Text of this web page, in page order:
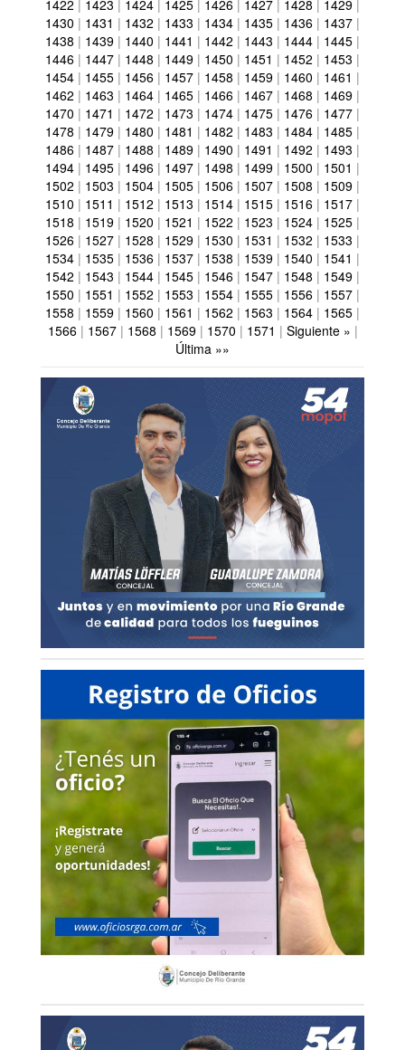
1422 1423 1424 1425 1426 1427 1428 1429
1430 | 1431 | 1432 | 1433 | 1434 | 1435 | 1436 | 1437 |
1438 | 1439 | 1440 | 1441 | 1442 | 1443 | 1444 | 1445 |
1446 | 1447 | 1448 | 1449 | 1450 | 1451 | 1452 | 1453 |
1454 | 1455 | 1456 | 1457 | 1458 | 1459 | 1460 | 1461 |
1462 | 1463 | 1464 | 1465 | 1466 | 1467 | 1468 | 1469 |
1470 | 1471 | 1472 | 1473 | 1474 | 1475 | 1476 | 1477 |
1478 | 1479 | 1480 | 1481 | 1482 | 1483 | 1484 | 1485 |
1486 | 1487 | 1488 | 1489 | 1490 | 1491 | 1492 | 1493 |
1494 | 1495 | 1496 | 1497 | 1498 | 1499 | 1500 | 1501 |
1502 | 1503 | 1504 | 1505 | 1506 | 1507 | 1508 | 1509 |
1510 | 1511 | 1512 | 1513 | 1514 | 1515 | 1516 | 1517 |
1518 | 1519 | 1520 | 1521 | 1522 | 1523 | 1524 | 1525 |
1526 | 1527 | 1528 | 1529 | 1530 | 1531 | 1532 | 1533 |
1534 | 1535 | 1536 | 1537 | 1538 | 1539 | 1540 | 1541 |
1542 | 1543 | 1544 | 1545 | 1546 | 1547 | 1548 | 1549 |
1550 | 1551 | 1552 | 1553 | 1554 | 1555 | 1556 | 1557 |
1558 | 1559 | 1560 | 1561 | 1562 | 1563 | 1564 | 1565 |
1566| 1567| 1568 | 1569| 1570 | 1571 | Siguiente » |
Última »»